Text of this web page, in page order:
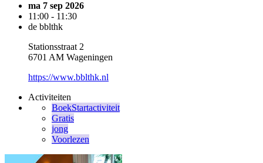
ma 7 sep 2026
11:00 - 11:30
de bblthk
Stationsstraat 2
6701 AM Wageningen
https://www.bblthk.nl
Activiteiten
BoekStartactiviteit
Gratis
jong
Voorlezen